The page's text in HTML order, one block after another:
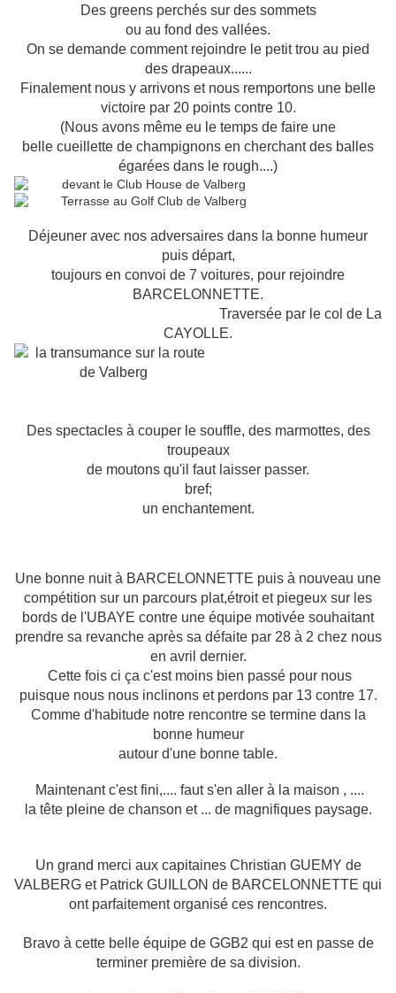
Des greens perchés sur des sommets
ou au fond des vallées.
On se demande comment rejoindre le petit trou au pied
des drapeaux......
Finalement nous y arrivons et nous remportons une belle
victoire par 20 points contre 10.
(Nous avons même eu le temps de faire une
belle cueillette de champignons en cherchant des balles
égarées dans le rough....)
Déjeuner avec nos adversaires dans la bonne humeur
puis départ,
toujours en convoi de 7 voitures, pour rejoindre
BARCELONNETTE.
Traversée par le col de La
CAYOLLE.
Des spectacles à couper le souffle, des marmottes, des
troupeaux
de moutons qu'il faut laisser passer.
bref;
un enchantement.
Une bonne nuit à BARCELONNETTE puis à nouveau une
compétition sur un parcours plat,étroit et piegeux sur les
bords de l'UBAYE contre une équipe motivée souhaitant
prendre sa revanche après sa défaite par 28 à 2 chez nous
en avril dernier.
Cette fois ci ça c'est moins bien passé pour nous
puisque nous nous inclinons et perdons par 13 contre 17.
Comme d'habitude notre rencontre se termine dans la
bonne humeur
autour d'une bonne table.
Maintenant c'est fini,.... faut s'en aller à la maison , ....
la tête pleine de chanson et ... de magnifiques paysage.
Un grand merci aux capitaines Christian GUEMY de
VALBERG et Patrick GUILLON de BARCELONNETTE qui
ont parfaitement organisé ces rencontres.
Bravo à cette belle équipe de GGB2 qui est en passe de
terminer première de sa division.